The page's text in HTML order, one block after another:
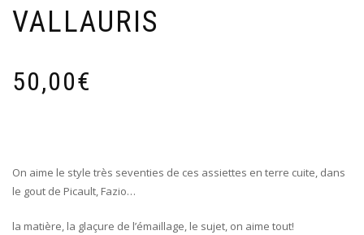
VALLAURIS
50,00€
On aime le style très seventies de ces assiettes en terre cuite, dans
le gout de Picault, Fazio…
la matière, la glaçure de l’émaillage, le sujet, on aime tout!